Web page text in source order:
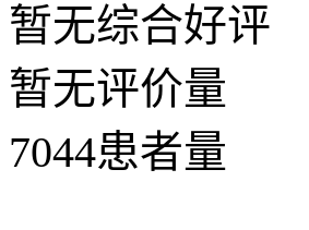
暂无综合好评
暂无评价量
7044患者量